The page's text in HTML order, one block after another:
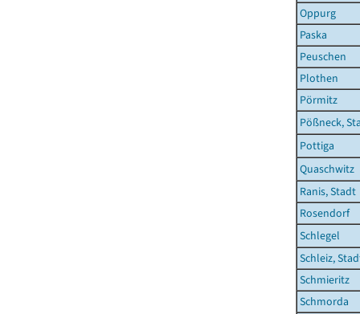
Oppurg
Paska
Peuschen
Plothen
Pörmitz
Pößneck,
Pottiga
Quaschwitz
Ranis, Stadt
Rosendorf
Schlegel
Schleiz,
Schmieritz
Schmorda